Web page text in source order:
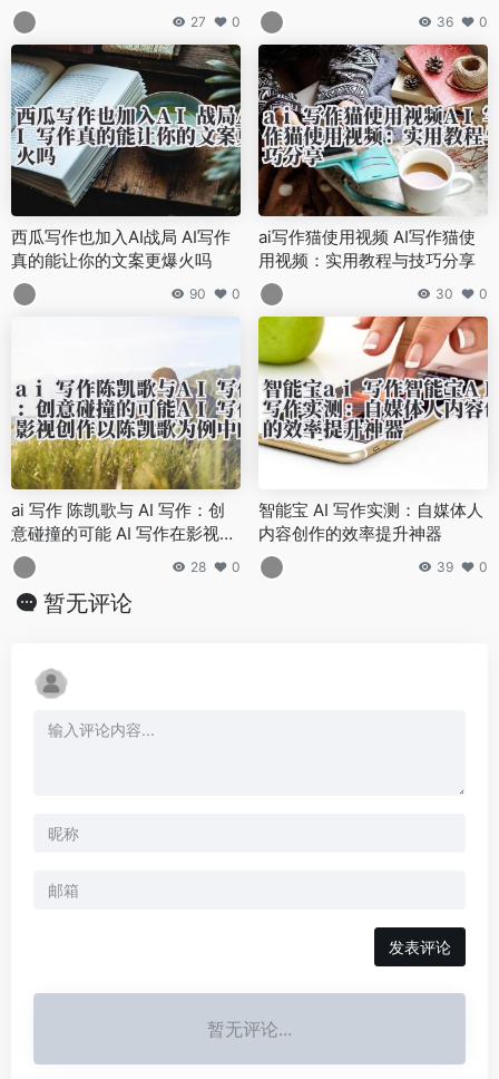
27 0 36 0
西瓜写作也加入AI战局 AI写作
真的能让你的文案更爆火吗
90 0
ai写作猫使用视频 AI写作猫使
用视频：实用教程与技巧分享
30 0
ai 写作 陈凯歌与 AI 写作：创
意碰撞的可能 AI 写作在影视创
作（以陈凯歌为例）中的应用
28 0
智能宝 AI 写作实测：自媒体人
内容创作的效率提升神器
39 0
暂无评论
发表评论
暂无评论...